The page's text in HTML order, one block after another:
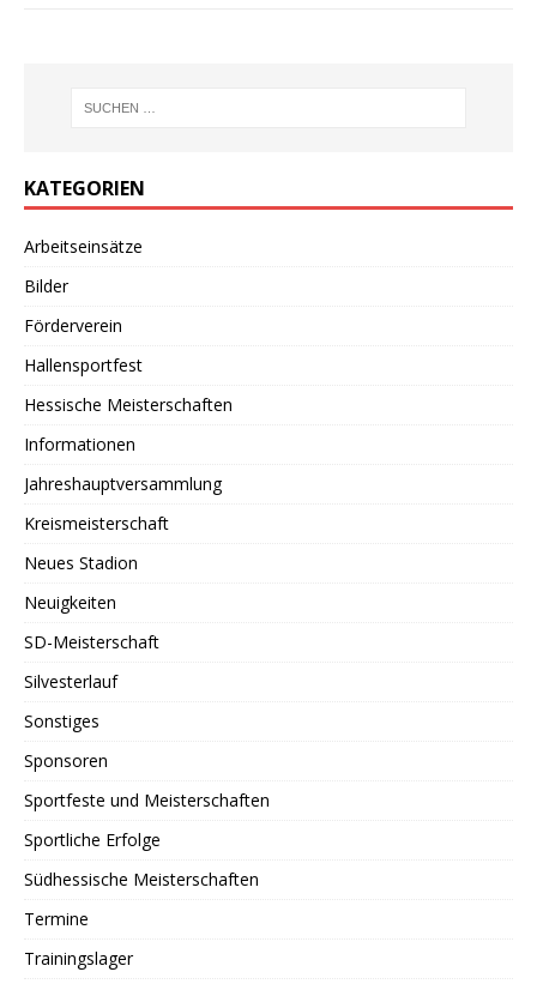
KATEGORIEN
Arbeitseinsätze
Bilder
Förderverein
Hallensportfest
Hessische Meisterschaften
Informationen
Jahreshauptversammlung
Kreismeisterschaft
Neues Stadion
Neuigkeiten
SD-Meisterschaft
Silvesterlauf
Sonstiges
Sponsoren
Sportfeste und Meisterschaften
Sportliche Erfolge
Südhessische Meisterschaften
Termine
Trainingslager